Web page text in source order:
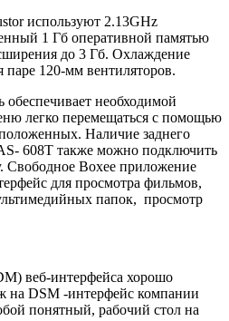
используют 2.13GHz
1 Гб оперативной памятью
до 3 Гб. Охлаждение
паре 120-мм вентиляторов.
необходимой
легко перемещаться с помощью
Наличие заднего
608T также можно подключить
Свободное Boxee приложение
для просмотра фильмов,
папок, просмотр
веб-интерфейса хорошо
на DSM -интерфейс компании
понятный, рабочий стол на